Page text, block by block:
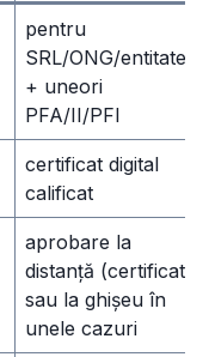
pentru
SRL/ONG/entitate
+ uneori
PFA/II/PFI
certificat digital
calificat
aprobare la
distanță (certificat)
sau la ghișeu în
unele cazuri